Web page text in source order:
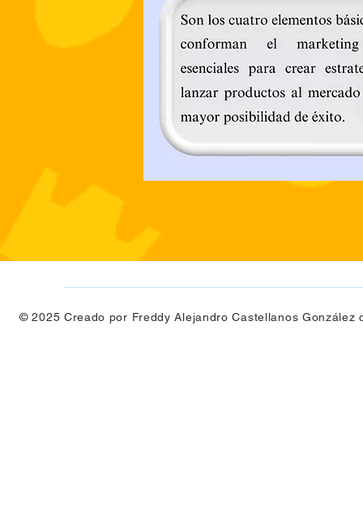
© 2025 Creado por Freddy Alejandro Castellanos González